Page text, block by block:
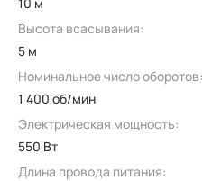
Высота всасывания:
5 м
Номинальное число оборотов:
1 400 об/мин
Электрическая мощность:
550 Вт
Длина провода питания: